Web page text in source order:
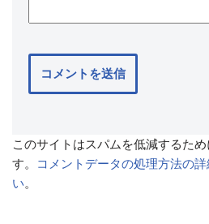
このサイトはスパムを低減するた
す。
コメントデータの処理方法の
い。